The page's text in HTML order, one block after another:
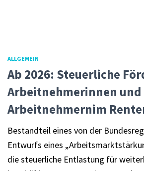
ALLGEMEIN
Ab 2026: Steuerliche
Arbeitnehmerinnen und
Arbeitnehmernim
Bestandteil eines von der
Entwurfs eines
die steuerliche Entlastung für